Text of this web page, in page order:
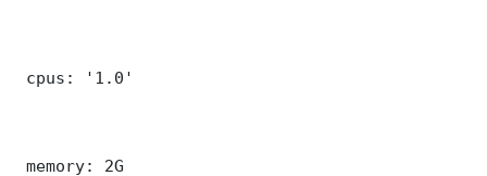
cpus: '1.0'
memory: 2G